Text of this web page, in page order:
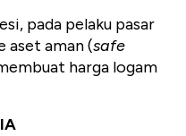
pada pelaku pasar
aset aman (safe
harga logam